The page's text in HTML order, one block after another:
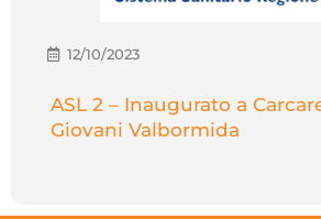
12/10/2023
ASL 2 – Inaugurato a
Giovani Valbormida